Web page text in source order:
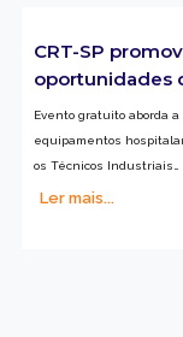
CRT-SP
oportunidades
Evento gratuito aborda
equipamentos
os Técnicos Industriais…
Ler mais...